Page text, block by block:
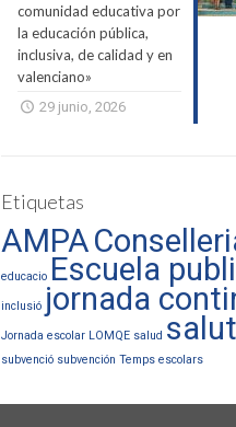
comunidad educativa por
la educación pública,
inclusiva, de calidad y en
valenciano»
29 junio, 2026
Etiquetas
AMPA
educacio Escuela
inclusió jornada
Jornada escolar LOMQE salud salut
subvenció subvención Temps escolars